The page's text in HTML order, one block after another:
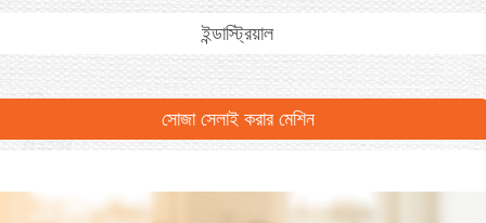
ইন্ডাস্ট্রিয়াল
সোজা সেলাই করার মেশিন